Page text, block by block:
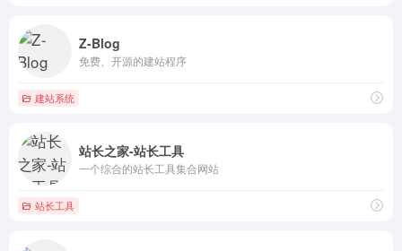
Z-Blog
免费、开源的建站程序
建站系统
站长之家-站长工具
一个综合的站长工具集合网站
站长工具